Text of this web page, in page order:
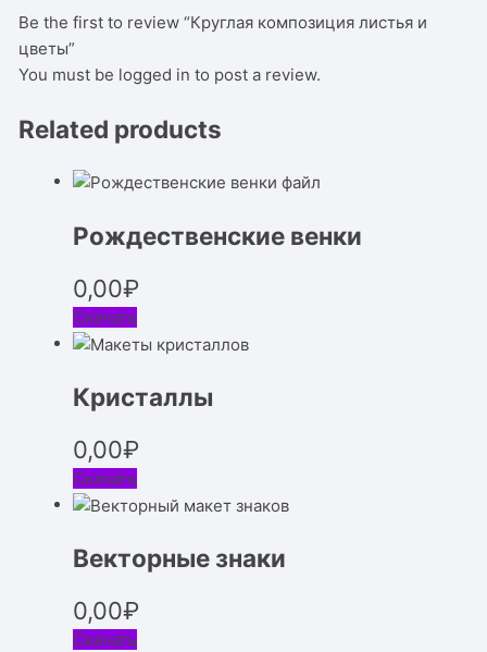
Be the first to review “Круглая композиция листья и
цветы”
You must be logged in to post a review.
Related products
Рождественские венки
0,00₽
Скачать
Кристаллы
0,00₽
Скачать
Векторные знаки
0,00₽
Скачать